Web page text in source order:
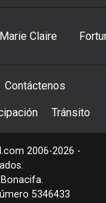
Marie Claire
Contáctenos
Tránsito
2006-2026 -
5346433